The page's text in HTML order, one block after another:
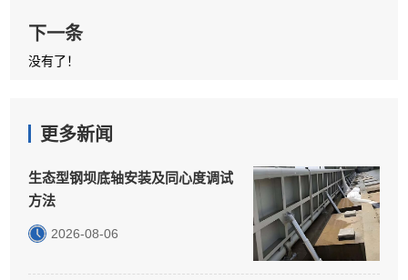
下一条
没有了！
更多新闻
生态型钢坝底轴安装及同心度调试
方法
2026-08-06